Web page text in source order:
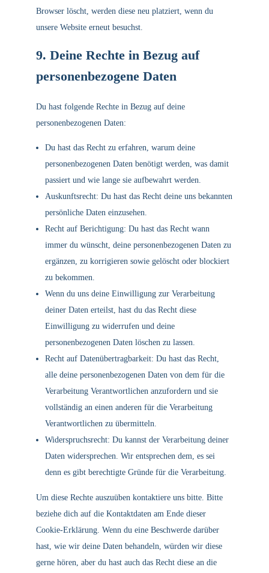
Browser löscht, werden diese neu platziert, wenn du
unsere Website erneut besuchst.
9. Deine Rechte in Bezug auf
personenbezogene Daten
Du hast folgende Rechte in Bezug auf deine
personenbezogenen Daten:
Du hast das Recht zu erfahren, warum deine
personenbezogenen Daten benötigt werden, was damit
passiert und wie lange sie aufbewahrt werden.
Auskunftsrecht: Du hast das Recht deine uns bekannten
persönliche Daten einzusehen.
Recht auf Berichtigung: Du hast das Recht wann
immer du wünscht, deine personenbezogenen Daten zu
ergänzen, zu korrigieren sowie gelöscht oder blockiert
zu bekommen.
Wenn du uns deine Einwilligung zur Verarbeitung
deiner Daten erteilst, hast du das Recht diese
Einwilligung zu widerrufen und deine
personenbezogenen Daten löschen zu lassen.
Recht auf Datenübertragbarkeit: Du hast das Recht,
alle deine personenbezogenen Daten von dem für die
Verarbeitung Verantwortlichen anzufordern und sie
vollständig an einen anderen für die Verarbeitung
Verantwortlichen zu übermitteln.
Widerspruchsrecht: Du kannst der Verarbeitung deiner
Daten widersprechen. Wir entsprechen dem, es sei
denn es gibt berechtigte Gründe für die Verarbeitung.
Um diese Rechte auszuüben kontaktiere uns bitte. Bitte
beziehe dich auf die Kontaktdaten am Ende dieser
Cookie-Erklärung. Wenn du eine Beschwerde darüber
hast, wie wir deine Daten behandeln, würden wir diese
gerne hören, aber du hast auch das Recht diese an die